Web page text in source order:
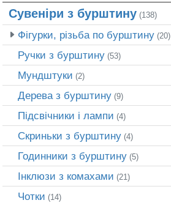
Сувеніри з бурштину (138)
Фігурки, різьба по бурштину (20)
Ручки з бурштину (53)
Мундштуки (2)
Дерева з бурштину (9)
Підсвічники і лампи (4)
Скриньки з бурштину (4)
Годинники з бурштину (5)
Інклюзи з комахами (21)
Чотки (14)